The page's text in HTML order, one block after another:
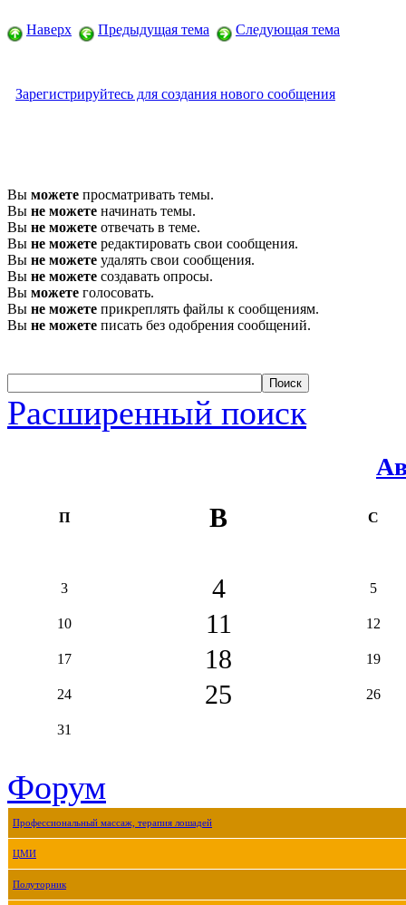
Наверх Предыдущая тема Следующая тема
Зарегистрируйтесь для создания нового сообщения
Вы можете просматривать темы.
Вы не можете начинать темы.
Вы не можете отвечать в теме.
Вы не можете редактировать свои сообщения.
Вы не можете удалять свои сообщения.
Вы не можете создавать опросы.
Вы можете голосовать.
Вы не можете прикреплять файлы к сообщениям.
Вы не можете писать без одобрения сообщений.
Расширенный поиск
П В С
3 4 5
10 11 12
17 18 19
24 25 26
31
Форум
Профессиональный массаж, терапия лошадей
ЦМИ
Полуторник